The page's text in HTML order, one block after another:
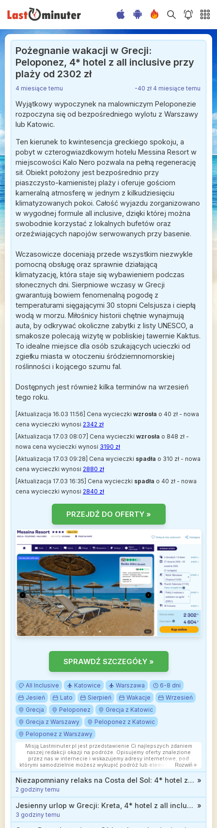
Pożegnanie wakacji w Grecji:
Peloponez, 4* hotel z all inclusive przy
plaży od 2302 zł
4 miesiące temu -40 zł 4 miesiące temu
Wyjątkowy wypoczynek na malowniczym Peloponezie
rozpoczyna się od bezpośredniego wylotu z Warszawy
lub Katowic.
Ten kierunek to kwintesencja greckiego spokoju, a
pobyt w czterogwiazdkowym hotelu Messina Resort w
miejscowości Kalo Nero pozwala na pełną regenerację
sił. Obiekt położony jest bezpośrednio przy
piaszczysto-kamienistej plaży i oferuje gościom
kameralną atmosferę w jednym z kilkudziesięciu
klimatyzowanych pokoi. Całość wyjazdu zorganizowano
w wygodnej formule all inclusive, dzięki której można
swobodnie korzystać z lokalnych bufetów oraz
orzeźwiających napojów serwowanych przy basenie.
Wczasowicze doceniają przede wszystkim niezwykle
pomocną obsługę oraz sprawnie działającą
klimatyzację, która staje się wybawieniem podczas
słonecznych dni. Sierpniowe wczasy w Grecji
gwarantują bowiem fenomenalną pogodę z
temperaturami sięgającymi 30 stopni Celsjusza i ciepłą
wodą w morzu. Miłośnicy historii chętnie wynajmują
auta, by odkrywać okoliczne zabytki z listy UNESCO, a
smakosze polecają wizytę w pobliskiej tawernie Kaktus.
To idealne miejsce dla osób szukających ucieczki od
zgiełku miasta w otoczeniu śródziemnomorskiej
roślinności i kojącego szumu fal.
Dostępnych jest również kilka terminów na wrzesień
tego roku.
[Aktualizacja 16.03 11:56] Cena wycieczki wzrosła o 40 zł - nowa
cena wycieczki wynosi 2342 zł
[Aktualizacja 17.03 08:07] Cena wycieczki wzrosła o 848 zł -
nowa cena wycieczki wynosi 3190 zł
[Aktualizacja 17.03 09:28] Cena wycieczki spadła o 310 zł - nowa
cena wycieczki wynosi 2880 zł
[Aktualizacja 17.03 16:35] Cena wycieczki spadła o 40 zł - nowa
cena wycieczki wynosi 2840 zł
PRZEJDŹ DO OFERTY »
SPRAWDŹ SZCZEGÓŁY »
All Inclusive Katowice Warszawa
6-8 dni
Jesień
Lato Sierpień Wakacje
Wrzesień
Grecja
Peloponez
Grecja z Katowic
Grecja z Warszawy
Peloponez z Katowic
Peloponez z Warszawy
Misją Lastminuter.pl jest przedstawienie Ci najlepszych zdaniem
naszej redakcji okazji na podróże. Opisujemy oferty znalezione
przez nas w internecie i wskazujemy adresy internetowe, pod
którymi samodzielnie możesz wykupić podróż lub elementy podróży.
Ceny w artykułach są aktualne w chwili publikacji. Możemy
otrzymywać wynagrodzenie od partnerów handlowych, do których
Cię przekierowujemy. Nie ma to wpływu na cenę Twojej wycieczki.
Rozwiń »
Niezapomniany relaks na Costa del Sol: 4* hotel z wyżywieniem od 2399 zł »
2 godziny temu
Jesienny urlop w Grecji: Kreta, 4* hotel z all inclusive blisko plaży od 1819 zł »
3 godziny temu